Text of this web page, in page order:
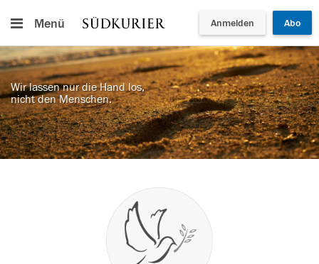
Menü Anmelden Abo
Wir lassen nur die Hand los,
nicht den Menschen.